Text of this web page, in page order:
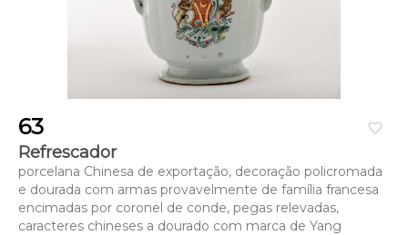
favorite_border
63
Refrescador
porcelana Chinesa de exportação, decoração policromada
e dourada com armas provavelmente de família francesa
encimadas por coronel de conde, pegas relevadas,
caracteres chineses a dourado com marca de Yang